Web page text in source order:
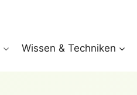
Wissen & Techniken